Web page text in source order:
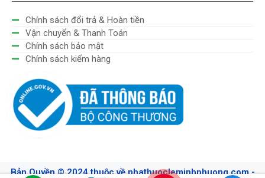
Chính sách đổi trả & Hoàn tiền
Vận chuyển & Thanh Toán
Chính sách bảo mật
Chính sách kiểm hàng
Bản Quyền © 2024 thuộc về nhathuocleminhphuong.com -